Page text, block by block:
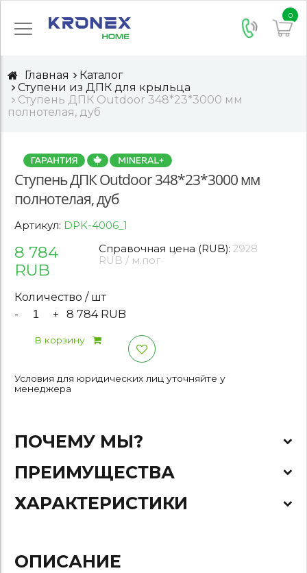
0
Главная
Каталог
Ступени из ДПК для крыльца
Ступень ДПК Outdoor 348*23*3000 мм
полнотелая, дуб
Ступень ДПК Outdoor 348*23*3000 мм
полнотелая, дуб
Артикул: DPK-4006_1
8 784
RUB
Справочная цена (RUB):2928
RUB / м.пог
Количество / шт
-
+ 8 784 RUB
В корзину
Условия для юридических лиц уточняйте у
менеджера
ПОЧЕМУ МЫ?
ПРЕИМУЩЕСТВА
ХАРАКТЕРИСТИКИ
ОПИСАНИЕ